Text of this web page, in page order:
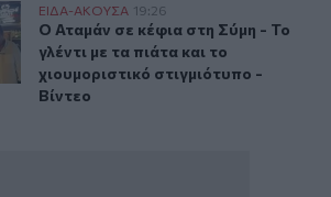
στη Σύμη - Το γλέντι με τα πιάτα και
ΕΙΔΑ-ΑΚΟΥΣΑ 19:26
Ο Αταμάν σε κέφια στη Σύμη - Το
Ο Αταμάν σε κέφια στη Σύμη - Το
γλέντι με τα πιάτα και το
χιουμοριστικό στιγμιότυπο -
Βίντεο